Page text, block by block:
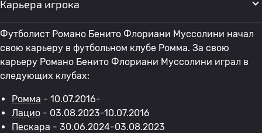
Карьера игрока
Футболист Романо Бенито Флориани Муссолини начал
свою карьеру в футбольном клубе Ромма. За свою
карьеру Романо Бенито Флориани Муссолини играл в
следующих клубах:
Ромма - 10.07.2016-
Лацио - 03.08.2023-10.07.2016
Пескара - 30.06.2024-03.08.2023